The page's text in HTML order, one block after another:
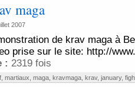
maga
2007
de krav maga à
prise sur le site: http://
: 2319 fois
, martiaux maga, kravmaga, krav, january,